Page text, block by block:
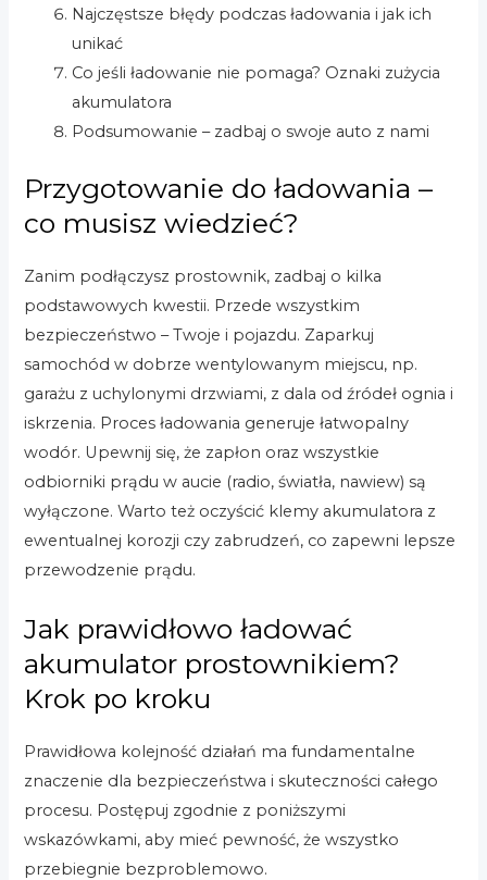
Najczęstsze błędy podczas ładowania i jak ich
unikać
Co jeśli ładowanie nie pomaga? Oznaki zużycia
akumulatora
Podsumowanie – zadbaj o swoje auto z nami
Przygotowanie do ładowania –
co musisz wiedzieć?
Zanim podłączysz prostownik, zadbaj o kilka
podstawowych kwestii. Przede wszystkim
bezpieczeństwo – Twoje i pojazdu. Zaparkuj
samochód w dobrze wentylowanym miejscu, np.
garażu z uchylonymi drzwiami, z dala od źródeł ognia i
iskrzenia. Proces ładowania generuje łatwopalny
wodór. Upewnij się, że zapłon oraz wszystkie
odbiorniki prądu w aucie (radio, światła, nawiew) są
wyłączone. Warto też oczyścić klemy akumulatora z
ewentualnej korozji czy zabrudzeń, co zapewni lepsze
przewodzenie prądu.
Jak prawidłowo ładować
akumulator prostownikiem?
Krok po kroku
Prawidłowa kolejność działań ma fundamentalne
znaczenie dla bezpieczeństwa i skuteczności całego
procesu. Postępuj zgodnie z poniższymi
wskazówkami, aby mieć pewność, że wszystko
przebiegnie bezproblemowo.